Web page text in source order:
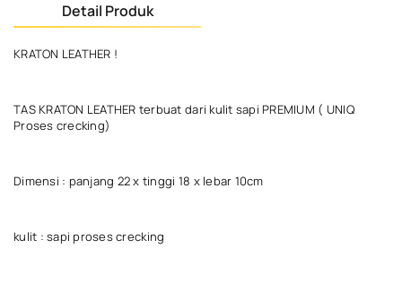
Detail Produk
KRATON LEATHER !
TAS KRATON LEATHER terbuat dari kulit sapi PREMIUM ( UNIQ
Proses crecking)
Dimensi : panjang 22 x tinggi 18 x lebar 10cm
kulit : sapi proses crecking